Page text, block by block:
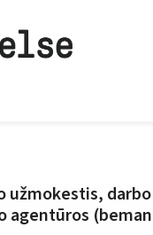
užmokestis,
agentūros